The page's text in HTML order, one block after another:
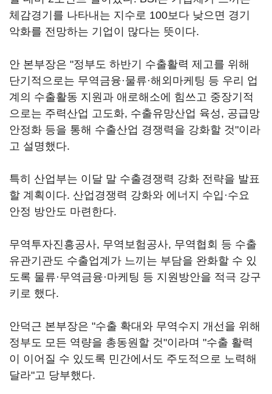
체감경기를 나타내는 지수로 100보다 낮으면 경기
악화를 전망하는 기업이 많다는 뜻이다.
안 본부장은 "정부도 하반기 수출활력 제고를 위해
단기적으로는 무역금융·물류·해외마케팅 등 우리 업
계의 수출활동 지원과 애로해소에 힘쓰고 중장기적
으로는 주력산업 고도화, 수출유망산업 육성, 공급망
안정화 등을 통해 수출산업 경쟁력을 강화할 것"이라
고 설명했다.
특히 산업부는 이달 말 수출경쟁력 강화 전략을 발표
할 계획이다. 산업경쟁력 강화와 에너지 수입·수요
안정 방안도 마련한다.
무역투자진흥공사, 무역보험공사, 무역협회 등 수출
유관기관도 수출업계가 느끼는 부담을 완화할 수 있
도록 물류·무역금융·마케팅 등 지원방안을 적극 강구
키로 했다.
안덕근 본부장은 "수출 확대와 무역수지 개선을 위해
정부도 모든 역량을 총동원할 것"이라며 "수출 활력
이 이어질 수 있도록 민간에서도 주도적으로 노력해
달라"고 당부했다.